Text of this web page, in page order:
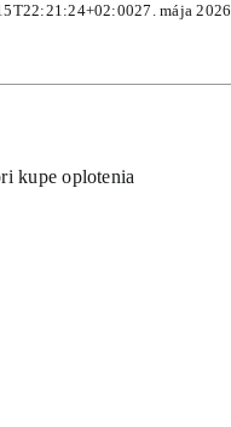
27. mája 2026